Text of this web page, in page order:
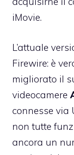
iMovie.
L’attuale
Firewire: è
migliorato il
videocamere
connesse via
non tutte
ancora un